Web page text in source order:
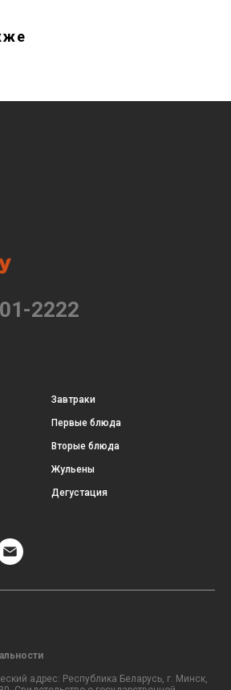
2222
Завтраки
Первые блюда
Вторые блюда
Жульены
Дегустация
адрес: Республика Беларусь, г. Минск,